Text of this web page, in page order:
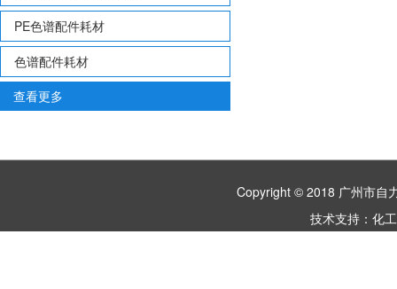
PE色谱配件耗材
色谱配件耗材
查看更多
Copyright © 2018 广州市
技术支持： 化